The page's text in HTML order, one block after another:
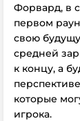
Форвард, в
первом
свою
средней
к концу, а
которые
игрока.